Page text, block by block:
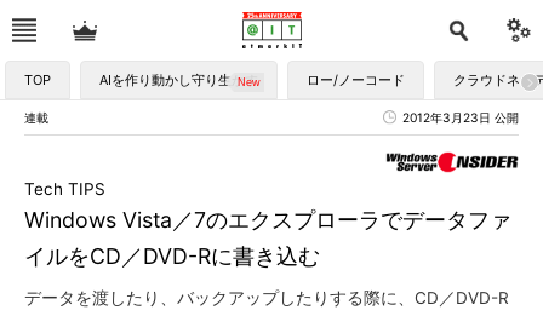
TOP AIを作り動かし守り生かす ロー/ノーコード クラウドネイ
連載 2012年3月23日 公開
Windows Vista／7のエクスプローラでデータファ
イルをCD／DVD-Rに書き込む
Tech TIPS
データを渡したり、バックアップしたりする際に、CD／DVD-R